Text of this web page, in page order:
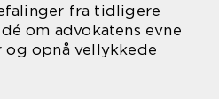
fra tidligere
om advokatens evne
opnå vellykkede